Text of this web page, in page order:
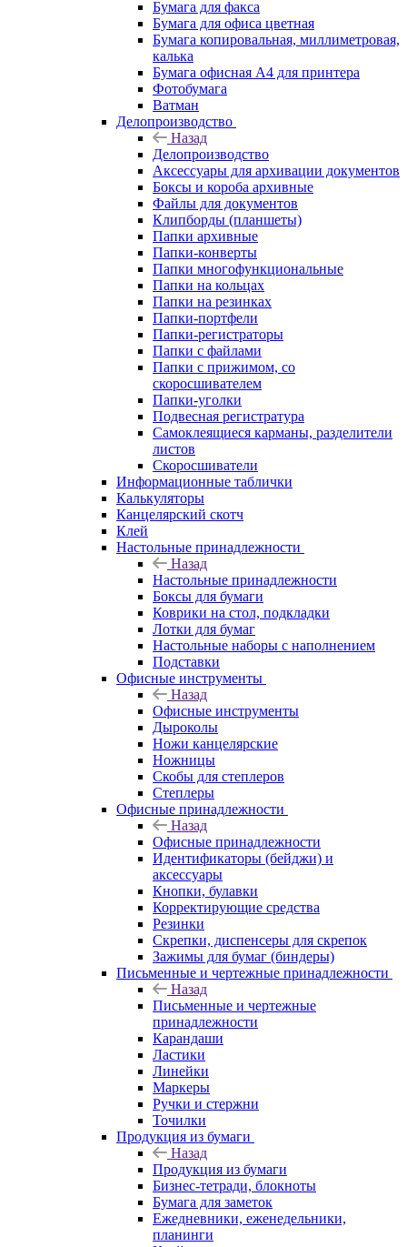
Бумага для факса
Бумага для офиса цветная
Бумага копировальная, миллиметровая,
калька
Бумага офисная А4 для принтера
Фотобумага
Ватман
Делопроизводство
Назад
Делопроизводство
Аксессуары для архивации документов
Боксы и короба архивные
Файлы для документов
Клипборды (планшеты)
Папки архивные
Папки-конверты
Папки многофункциональные
Папки на кольцах
Папки на резинках
Папки-портфели
Папки-регистраторы
Папки с файлами
Папки с прижимом, со
скоросшивателем
Папки-уголки
Подвесная регистратура
Самоклеящиеся карманы, разделители
листов
Скоросшиватели
Информационные таблички
Калькуляторы
Канцелярский скотч
Клей
Настольные принадлежности
Назад
Настольные принадлежности
Боксы для бумаги
Коврики на стол, подкладки
Лотки для бумаг
Настольные наборы с наполнением
Подставки
Офисные инструменты
Назад
Офисные инструменты
Дыроколы
Ножи канцелярские
Ножницы
Скобы для степлеров
Степлеры
Офисные принадлежности
Назад
Офисные принадлежности
Идентификаторы (бейджи) и
аксессуары
Кнопки, булавки
Корректирующие средства
Резинки
Скрепки, диспенсеры для скрепок
Зажимы для бумаг (биндеры)
Письменные и чертежные принадлежности
Назад
Письменные и чертежные
принадлежности
Карандаши
Ластики
Линейки
Маркеры
Ручки и стержни
Точилки
Продукция из бумаги
Назад
Продукция из бумаги
Бизнес-тетради, блокноты
Бумага для заметок
Ежедневники, еженедельники,
планинги